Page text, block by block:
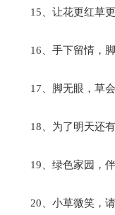
15、让花更红草
16、手下留情，
17、脚无眼，草
18、为了明天还
19、绿色家园，
20、小草微笑，